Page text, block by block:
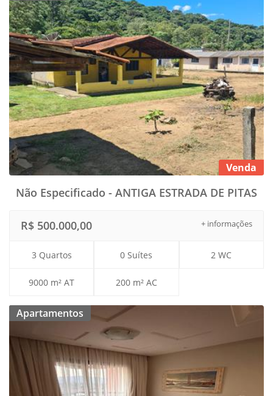
Venda
Não Especificado - ANTIGA ESTRADA DE PITAS
+ informações
R$ 500.000,00
3 Quartos 0 Suítes 2 WC
9000 m² AT 200 m² AC
Apartamentos